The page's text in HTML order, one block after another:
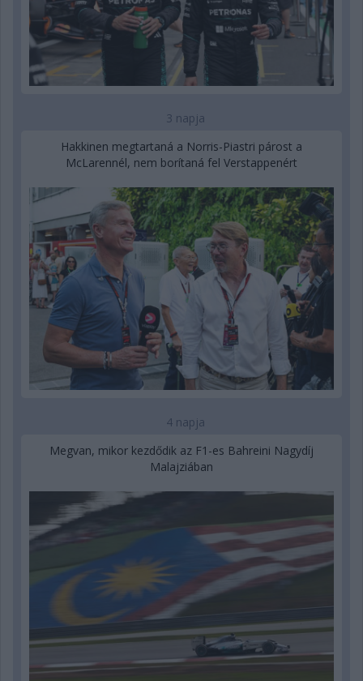
3 napja
Hakkinen megtartaná a Norris-Piastri párost a
McLarennél, nem borítaná fel Verstappenért
4 napja
Megvan, mikor kezdődik az F1-es Bahreini Nagydíj
Malajziában